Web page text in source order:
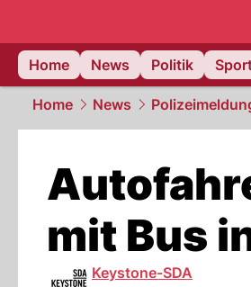
Home
News Politik
Home News
mit Bus
Keystone-SDA